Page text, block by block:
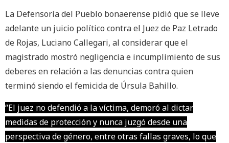
La Defensoría del Pueblo bonaerense pidió que se lleve
adelante un juicio político contra el Juez de Paz Letrado
de Rojas, Luciano Callegari, al considerar que el
magistrado mostró negligencia e incumplimiento de sus
deberes en relación a las denuncias contra quien
terminó siendo el femicida de Úrsula Bahillo.
“El juez no defendió a la víctima, demoró al dictar
medidas de protección y nunca juzgó desde una
perspectiva de género, entre otras fallas graves, lo que